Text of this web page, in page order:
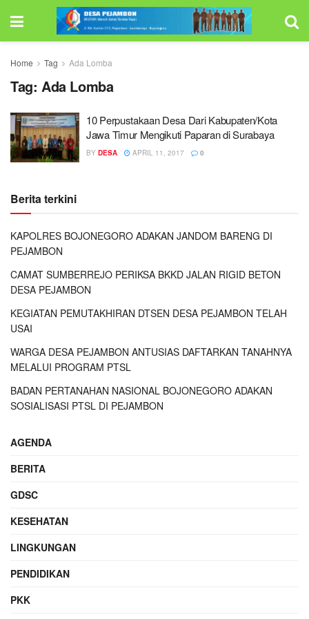
Home Tag Ada Lomba
Tag: Ada Lomba
10 Perpustakaan Desa Dari Kabupaten/Kota
Jawa Timur Mengikuti Paparan di Surabaya
BY DESA APRIL 11, 2017 0
Berita terkini
KAPOLRES BOJONEGORO ADAKAN JANDOM BARENG DI
PEJAMBON
CAMAT SUMBERREJO PERIKSA BKKD JALAN RIGID BETON
DESA PEJAMBON
KEGIATAN PEMUTAKHIRAN DTSEN DESA PEJAMBON TELAH
USAI
WARGA DESA PEJAMBON ANTUSIAS DAFTARKAN TANAHNYA
MELALUI PROGRAM PTSL
BADAN PERTANAHAN NASIONAL BOJONEGORO ADAKAN
SOSIALISASI PTSL DI PEJAMBON
AGENDA
BERITA
GDSC
KESEHATAN
LINGKUNGAN
PENDIDIKAN
PKK